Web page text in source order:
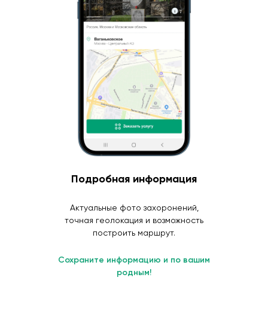
Подробная информация
Актуальные фото захоронений,
точная геолокация и возможность
построить маршрут.
Сохраните информацию и по вашим
родным!